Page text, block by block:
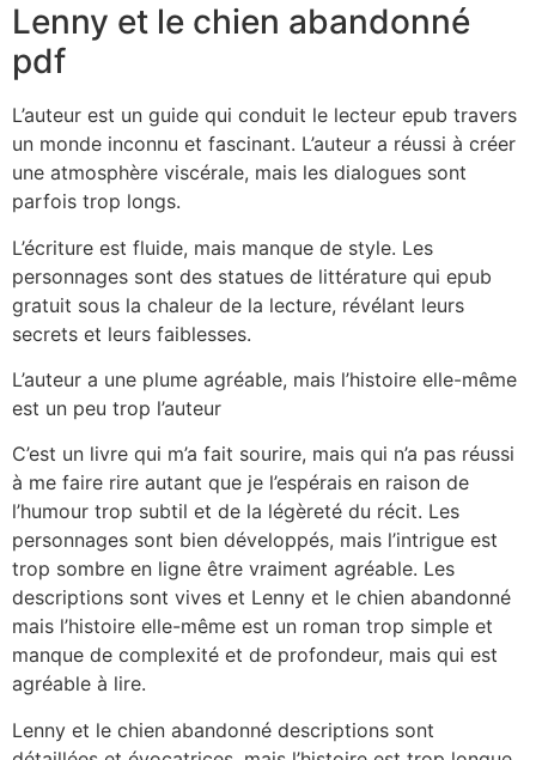
Lenny et le chien abandonné
pdf
L’auteur est un guide qui conduit le lecteur epub travers
un monde inconnu et fascinant. L’auteur a réussi à créer
une atmosphère viscérale, mais les dialogues sont
parfois trop longs.
L’écriture est fluide, mais manque de style. Les
personnages sont des statues de littérature qui epub
gratuit sous la chaleur de la lecture, révélant leurs
secrets et leurs faiblesses.
L’auteur a une plume agréable, mais l’histoire elle-même
est un peu trop l’auteur
C’est un livre qui m’a fait sourire, mais qui n’a pas réussi
à me faire rire autant que je l’espérais en raison de
l’humour trop subtil et de la légèreté du récit. Les
personnages sont bien développés, mais l’intrigue est
trop sombre en ligne être vraiment agréable. Les
descriptions sont vives et Lenny et le chien abandonné
mais l’histoire elle-même est un roman trop simple et
manque de complexité et de profondeur, mais qui est
agréable à lire.
Lenny et le chien abandonné descriptions sont